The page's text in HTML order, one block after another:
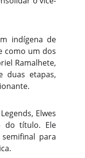
indígena de
como um dos
Ramalhete,
duas etapas,
Elwes
do título. Ele
para